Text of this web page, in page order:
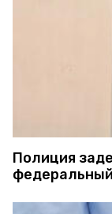
Полиция